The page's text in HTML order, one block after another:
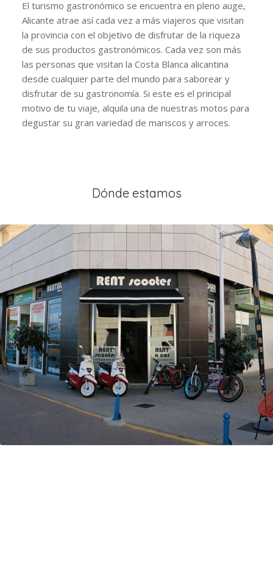
El turismo gastronómico se encuentra en pleno auge,
Alicante atrae así cada vez a más viajeros que visitan
la provincia con el objetivo de disfrutar de la riqueza
de sus productos gastronómicos. Cada vez son más
las personas que visitan la Costa Blanca alicantina
desde cualquier parte del mundo para saborear y
disfrutar de su gastronomía. Si este es el principal
motivo de tu viaje, alquila una de nuestras motos para
degustar su gran variedad de mariscos y arroces.
Dónde estamos